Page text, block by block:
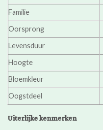
Familie
Oorsprong
Levensduur
Hoogte
Bloemkleur
Oogstdeel
Uiterlijke kenmerken